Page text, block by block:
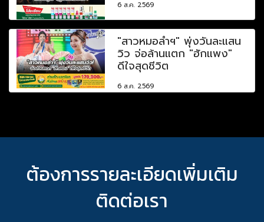
6 ส.ค. 2569
"สาวหมอลำฯ" พุ่งวันละแสน
วิว จ่อล้านแตก "ฮักแพง"
ดีใจสุดชีวิต
6 ส.ค. 2569
ต้องการรายละเอียดเพิ่มเติม
ติดต่อเรา